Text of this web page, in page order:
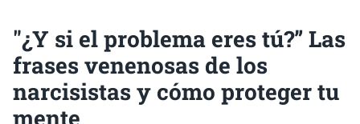
"¿Y si el problema eres tú?” Las
frases venenosas de los
narcisistas y cómo proteger tu
mente